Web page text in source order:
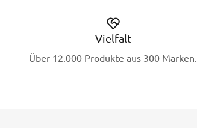
Vielfalt
Über 12.000 Produkte aus 300 Marken.